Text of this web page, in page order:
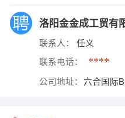
洛阳金金成工贸有
联系人： 任义
联系电话： ****
公司地址： 六合国际